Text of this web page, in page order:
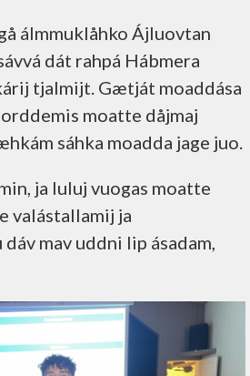
álmmuklåhko Ájluovtan
dát rahpá Hábmera
tjalmijt. Gætját moaddása
moatte dåjmaj
sáhka moadda jage juo.
ja luluj vuogas moatte
valástallamij ja
mav uddni lip ásadam,